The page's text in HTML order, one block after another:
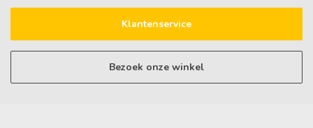
Klantenservice
Bezoek onze winkel